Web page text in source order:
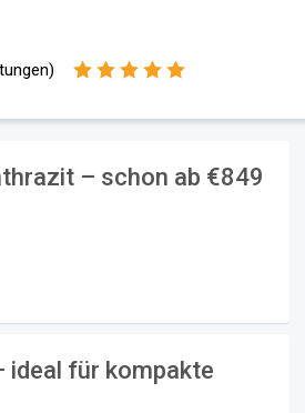
– schon ab €849
ideal für kompakte